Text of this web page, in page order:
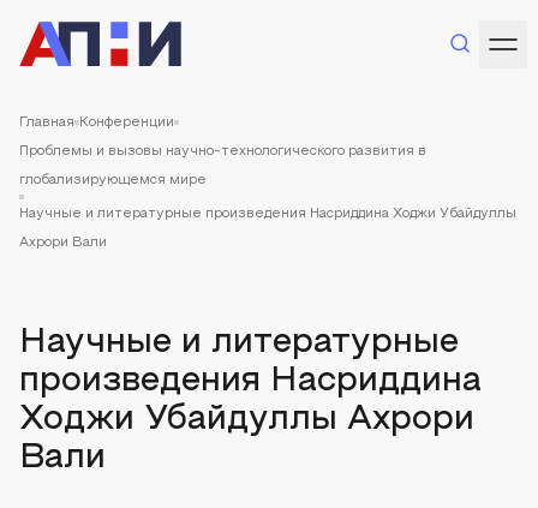
Главная Конференции
Проблемы и вызовы научно-технологического развития в
глобализирующемся мире
Научные и литературные произведения Насриддина Ходжи Убайдуллы
Ахрори Вали
Научные и литературные
произведения Насриддина
Ходжи Убайдуллы Ахрори
Вали